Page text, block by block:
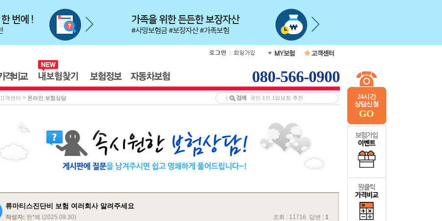
24시간
상담신청
GO
080-566-0900
고객센터 > 온라인 보험상담
류마티스진단비 보험 여러회사 알려주세요
작성자: 한*혜 (2025.09.30) 조회 : 11716 답변 : 1